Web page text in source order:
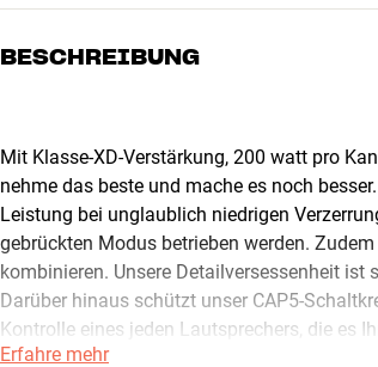
BESCHREIBUNG
Mit Klasse-XD-Verstärkung, 200 watt pro
nehme das beste und mache es noch
Leistung bei unglaublich niedrigen
gebrückten Modus betrieben werden.
kombinieren. Unsere Detailversessenheit ist
Darüber hinaus schützt unser CAP5-
Kontrolle eines jeden Lautsprechers, die es
Erfahre mehr